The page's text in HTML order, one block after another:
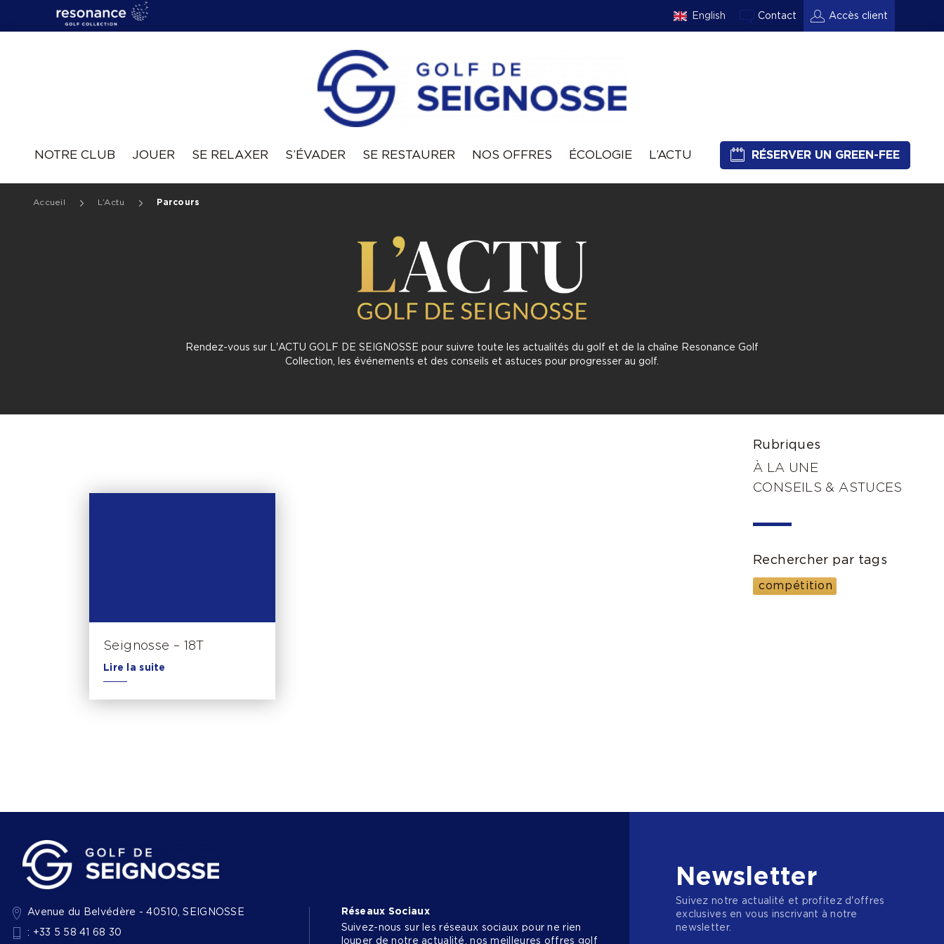
Resonance
English Contact Accès client
NOTRE CLUB JOUER SE RELAXER S’ÉVADER SE RESTAURER NOS OFFRES ÉCOLOGIE L’ACTU RÉSERVER UN GREEN-FEE
Accueil L’Actu Parcours
Rendez-vous sur L'ACTU GOLF DE SEIGNOSSE pour suivre toute les actualités du golf et de la chaîne Resonance Golf
Collection, les événements et des conseils et astuces pour progresser au golf.
Rubriques
À LA UNE
CONSEILS & ASTUCES
Rechercher par tags
compétition
Seignosse – 18T
Lire la suite
Avenue du Belvédère - 40510, SEIGNOSSE
: +33 5 58 41 68 30
Réseaux Sociaux
Suivez-nous sur les réseaux sociaux pour ne rien
louper de notre actualité, nos meilleures offres golf
Newsletter
Suivez notre actualité et profitez d'offres
exclusives en vous inscrivant à notre
newsletter.